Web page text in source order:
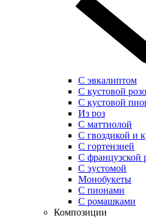
С эвкалиптом
С кустовой
С кустовой
Из роз
С маттиолой
С гвоздикой и
С гортензией
С французской
С эустомой
Монобукеты
С пионами
С ромашками
Композиции